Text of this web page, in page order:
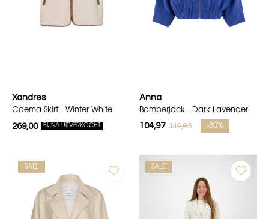
Xandres
Coema Skirt - Winter White
269,00 BIJNA UITVERKOCHT
Anna
Bomberjack - Dark Lavender
104,97 149,95 -30%
SALE SALE